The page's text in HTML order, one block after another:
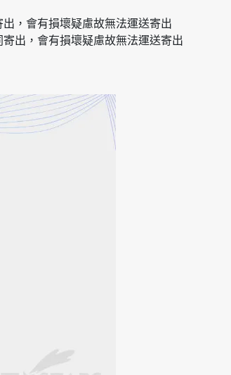
，會有損壞疑慮故無法運送寄出
出，會有損壞疑慮故無法運送寄出